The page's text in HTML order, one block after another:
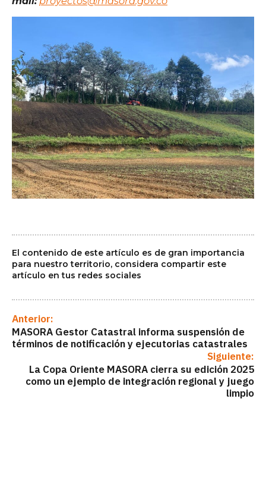
El contenido de este artículo es de gran importancia
para nuestro territorio, considera compartir este
artículo en tus redes sociales
Anterior:
MASORA Gestor Catastral informa suspensión de
términos de notificación y ejecutorias catastrales
Siguiente:
La Copa Oriente MASORA cierra su edición 2025
como un ejemplo de integración regional y juego
limpio